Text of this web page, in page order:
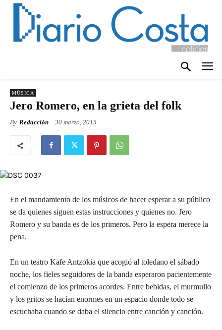
MÚSICA
Jero Romero, en la grieta del folk
By Redacción 30 marzo, 2015
En el mandamiento de los músicos de hacer esperar a su público
se da quienes siguen estas instrucciones y quienes no. Jero
Romero y su banda es de los primeros. Pero la espera merece la
pena.
En un teatro Kafe Antzokia que acogió al toledano el sábado
noche, los fieles seguidores de la banda esperaron pacientemente
el comienzo de los primeros acordes. Entre bebidas, el murmullo
y los gritos se hacían enormes en un espacio donde todo se
escuchaba cuando se daba el silencio entre canción y canción.